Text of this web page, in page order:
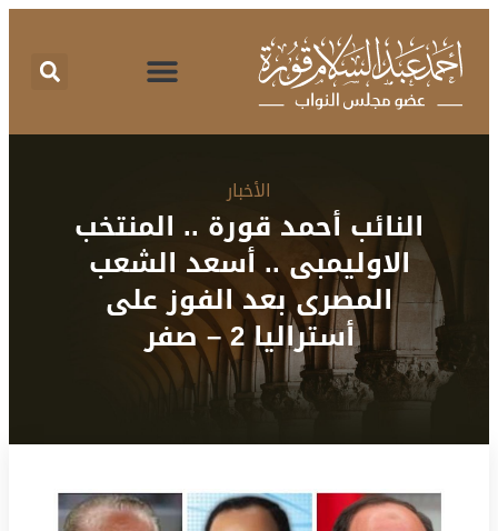
الأخبار
النائب أحمد قورة .. المنتخب
الاوليمبى .. أسعد الشعب
المصرى بعد الفوز على
أستراليا 2 – صفر